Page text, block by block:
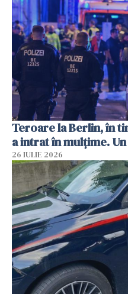
Teroare la Berlin, în
a intrat în mulțime.
26 IULIE 2026